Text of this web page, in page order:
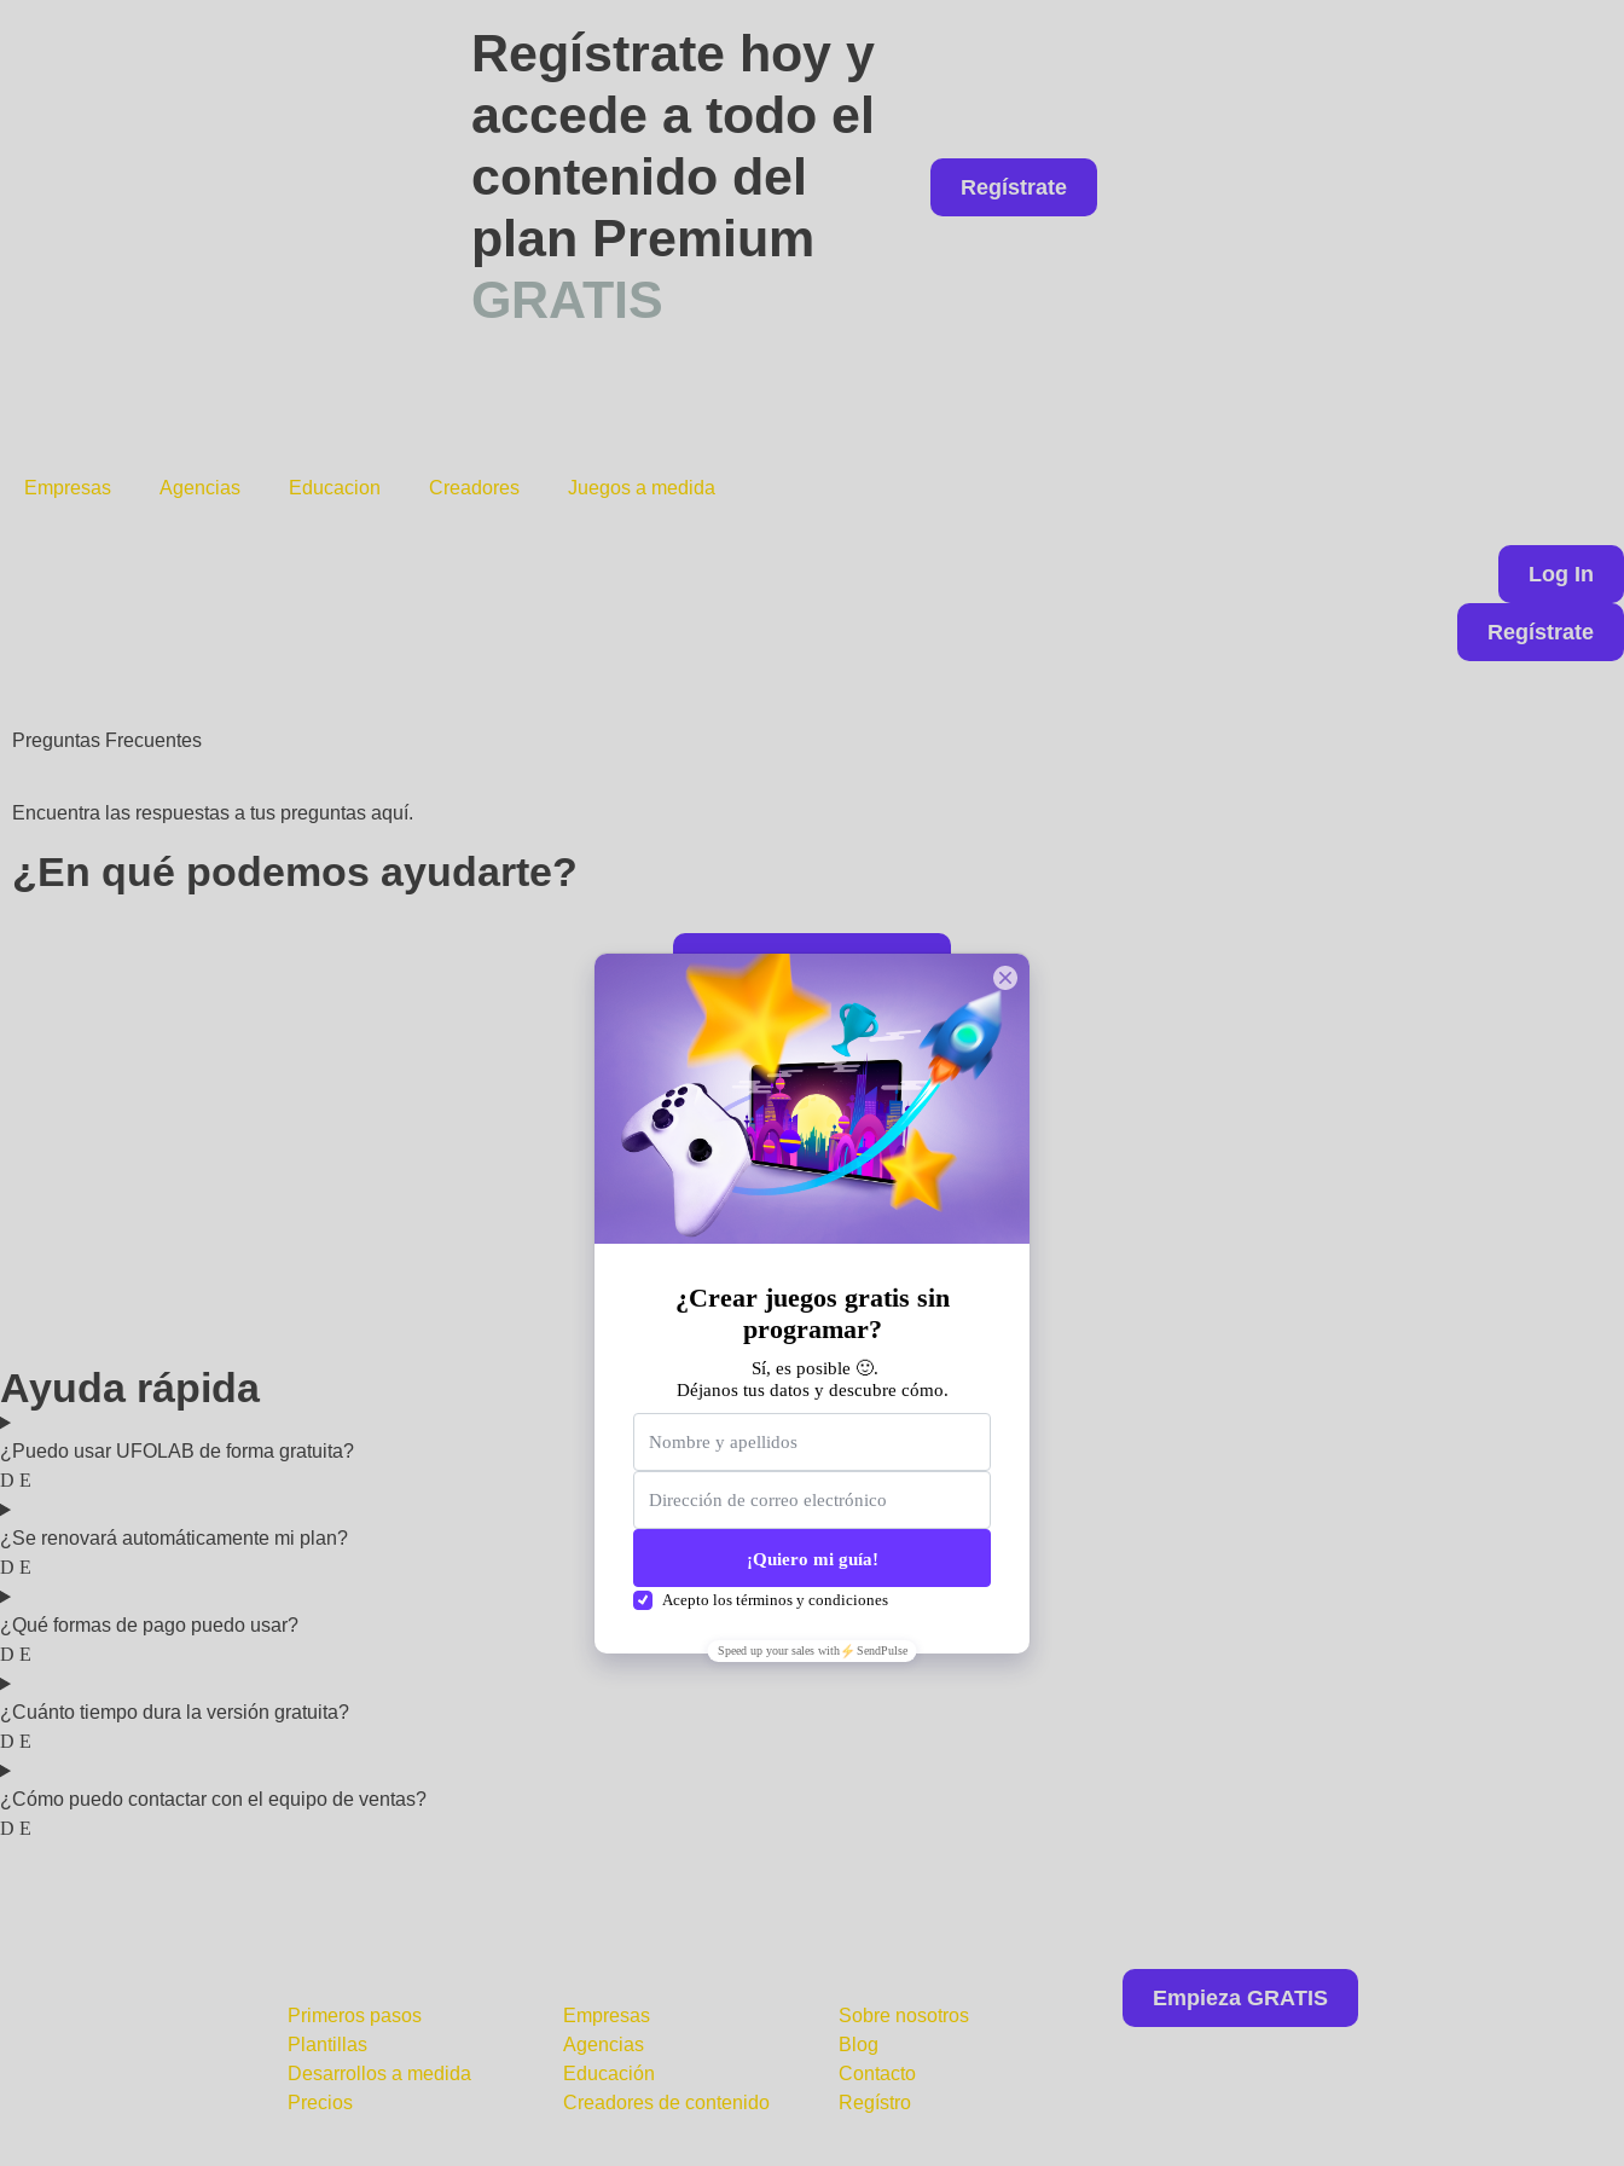
Regístrate hoy y
accede a todo el
contenido del
plan Premium
GRATIS
Regístrate
Empresas Agencias Educacion Creadores Juegos a medida
Log In
Regístrate
Preguntas Frecuentes
Encuentra las respuestas a tus preguntas aquí.
¿En qué podemos ayudarte?
Ayuda con los pagos
Ayuda con la cuenta
Ayuda con el plan
Ayuda con la aplicación
Seguridad y privacidad
Ayuda rápida
¿Puedo usar UFOLAB de forma gratuita?
¿Se renovará automáticamente mi plan?
¿Qué formas de pago puedo usar?
¿Cuánto tiempo dura la versión gratuita?
¿Cómo puedo contactar con el equipo de ventas?
Primeros pasos
Plantillas
Desarrollos a medida
Precios
Empresas
Agencias
Educación
Creadores de contenido
Sobre nosotros
Blog
Contacto
Regístro
Empieza GRATIS